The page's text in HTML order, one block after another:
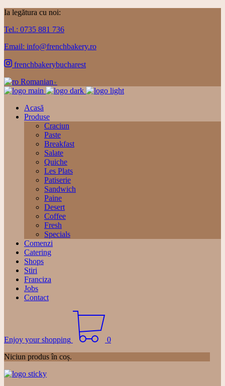
Ia legătura cu noi:
Tel.: 0735 881 736
Email: info@frenchbakery.ro
frenchbakerybucharest
Romanian ▼
Acasă
Produse
Craciun
Paste
Breakfast
Salate
Quiche
Les Plats
Patiserie
Sandwich
Paine
Desert
Coffee
Fresh
Specials
Comenzi
Catering
Shops
Stiri
Franciza
Jobs
Contact
Enjoy your shopping
0
Niciun produs în coș.